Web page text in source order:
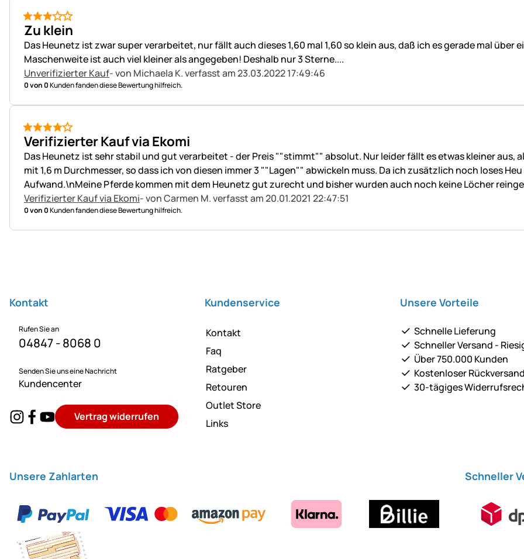
3 von 5
Zu klein
Das Heunetz ist zwar super verarbeitet, nur fällt auch dieses 1,60 mal 1,60 so klein aus, daß ich es gerade mal über
Maschenweite ist auch viel kleiner als angegeben! Deshalb nur 3 Sterne....
Unverifizierter Kauf- von Michaela K.verfasst am 23.03.2022 17:49:46
0 von 0Kunden fanden diese Bewertung hilfreich.
4 von 5
Verifizierter Kauf via Ekomi
Das Heunetz ist sehr stabil und gut verarbeitet - der Preis ""stimmt"" absolut. Nur leider fällt es etwas kleiner aus,
mit 1,6 m Durchmesser, so dass ich von diesen immer 3 ""Lagen"" abwickeln muss. Da ich zusätzlich noch loses
Aufwand.\nMeine Pferde kommen mit dem Heunetz gut zurecht und bisher wurden auch noch keine Löcher
Verifizierter Kauf via Ekomi- von Carmen M.verfasst am 20.01.2021 22:47:51
0 von 0Kunden fanden diese Bewertung hilfreich.
Kontakt
Rufen Sie an
04847 - 8068 0
Senden Sie uns eine Nachricht
Kundencenter
Vertrag widerrufen
Kundenservice
Kontakt
Faq
Ratgeber
Retouren
Outlet Store
Links
Unsere Vorteile
Schnelle Lieferung
Schneller Versand -
Über 750.000 Kunden
Kostenloser
30-tägiges
Unsere Zahlarten Schneller